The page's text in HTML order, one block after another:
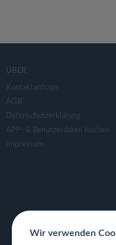
ÜBER
Kontaktanfrage
AGB
Datenschutzerklärung
APP- & Benutzerdaten löschen
Impressum
Wir verwenden